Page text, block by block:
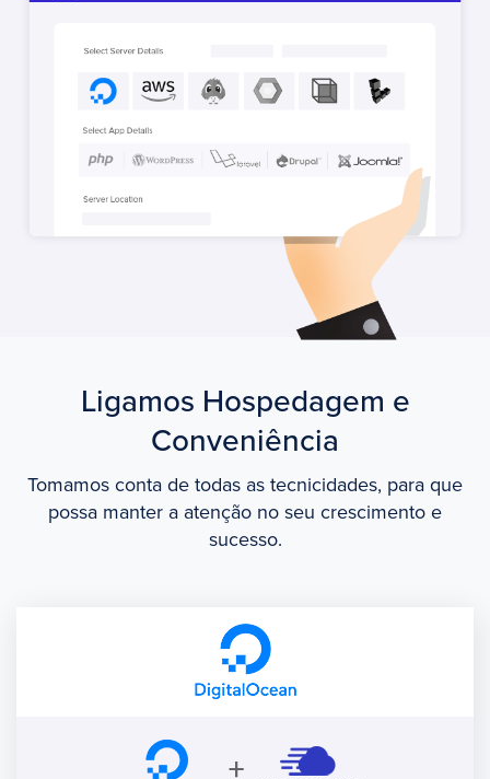
Ligamos Hospedagem e
Conveniência
Tomamos conta de todas as tecnicidades, para que
possa manter a atenção no seu crescimento e
sucesso.